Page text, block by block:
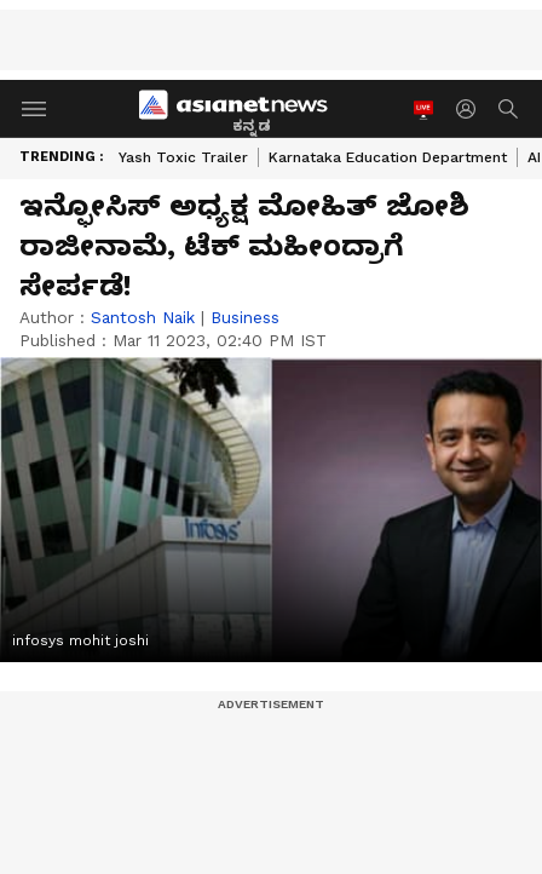
ಕನ್ನಡ
TRENDING : Yash Toxic Trailer Karnataka Education Department
ಇನ್ಫೋಸಿಸ್‌ ಅಧ್ಯಕ್ಷ ಮೋಹಿತ್‌ ಜೋಶಿ
ರಾಜೀನಾಮೆ, ಟೆಕ್‌ ಮಹೀಂದ್ರಾಗೆ
ಸೇರ್ಪಡೆ!
Author : Santosh Naik | Business
Published : Mar 11 2023, 02:40 PM IST
infosys mohit joshi